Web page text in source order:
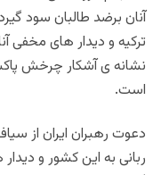
آنان برضد طالبان سود
ترکیه و دیدار های مخفی
نشانه ی آشکار چرخش
است.
دعوت رهبران ایران از
ربانی به این کشور و